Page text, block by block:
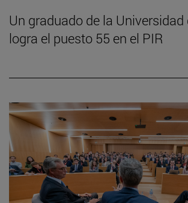
Un graduado de la Universidad
logra el puesto 55 en el PIR